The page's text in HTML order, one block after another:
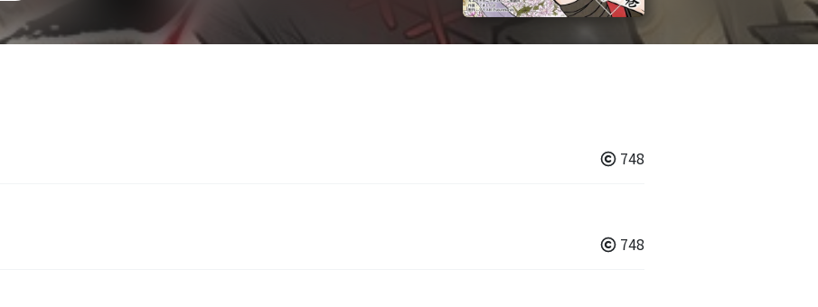
748
748